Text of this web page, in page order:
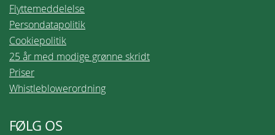
Flyttemeddelelse
Persondatapolitik
Cookiepolitik
25 år med modige grønne skridt
Priser
Whistleblowerordning
FØLG OS